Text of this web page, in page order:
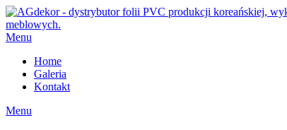
Menu
Home
Galeria
Kontakt
Menu